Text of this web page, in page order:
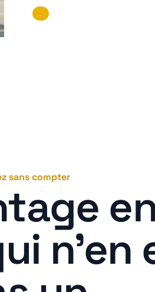
sans compter
n'en